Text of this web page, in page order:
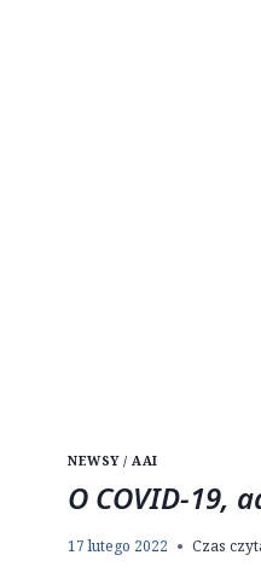
NEWSY / AAI
O COVID-19,
17 lutego 2022 Czas